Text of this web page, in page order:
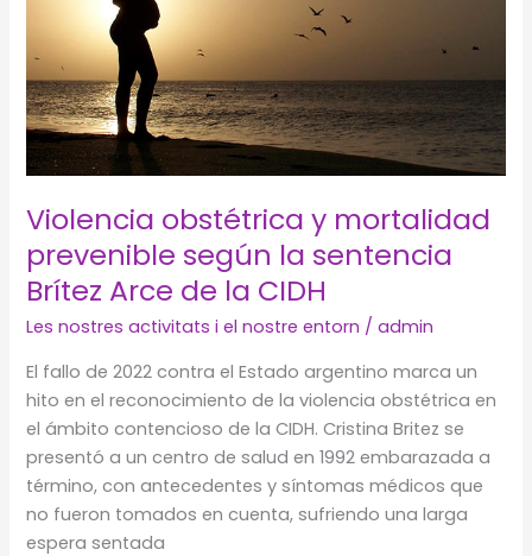
Mirades
des
de
la
recerca
Violencia obstétrica y mortalidad
prevenible según la sentencia
Brítez Arce de la CIDH
Les nostres activitats i el nostre entorn /admin
El fallo de 2022 contra el Estado argentino marca un
hito en el reconocimiento de la violencia obstétrica en
el ámbito contencioso de la CIDH. Cristina Britez se
presentó a un centro de salud en 1992 embarazada a
término, con antecedentes y síntomas médicos que
no fueron tomados en cuenta, sufriendo una larga
espera sentada